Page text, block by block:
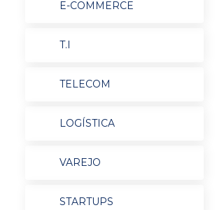
E-COMMERCE
T.I
TELECOM
LOGÍSTICA
VAREJO
STARTUPS